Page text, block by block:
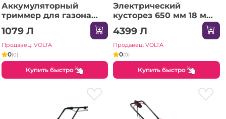
Аккумуляторный
триммер для газона
(без аккумулятора) GE-
CT 18/25-1 Li 250 мм 18 В
Einhell
1079 Л
Продавец: VOLTA
0(0)
Купить быстро
Электрический
кусторез 650 мм 18 мм
550 Вт 220 - 240 В
Makita
4399 Л
Продавец: VOLTA
0(0)
Купить быстро